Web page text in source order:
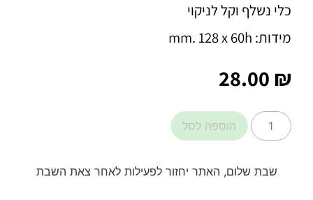
כלי נשלף וקל לניקוי
מידות: mm. 128 x 60h
28.00 ₪
הוספה לסל
שבת שלום, האתר יחזור לפעילות לאחר צאת השבת